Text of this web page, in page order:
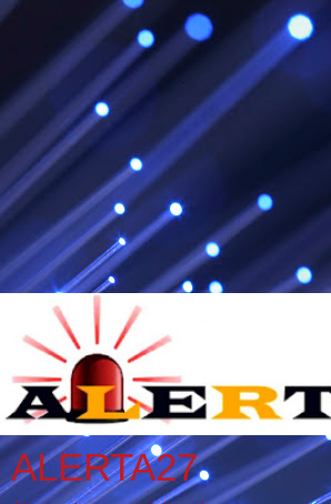
ALERTA27